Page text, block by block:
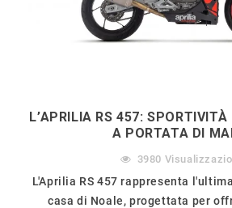
L’APRILIA RS 457: SPORTIVITÀ
A PORTATA DI
3980
L'Aprilia RS 457 rappresenta
casa di Noale, progettata per